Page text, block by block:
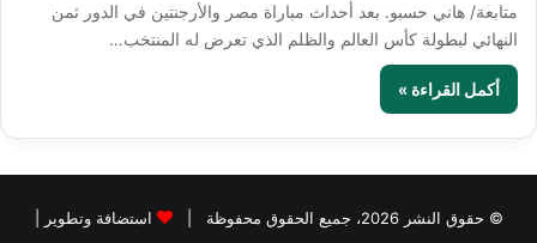
متابعة/ هاني حسبو. بعد أحداث مباراة مصر والأرجنتين في الدور ثمن
النهائي لبطولة كأس العالم والظلم الذي تعرض له المنتخب…
أكمل القراءة »
© حقوق النشر 2026، جميع الحقوق محفوظة | استضافة وتطوير |